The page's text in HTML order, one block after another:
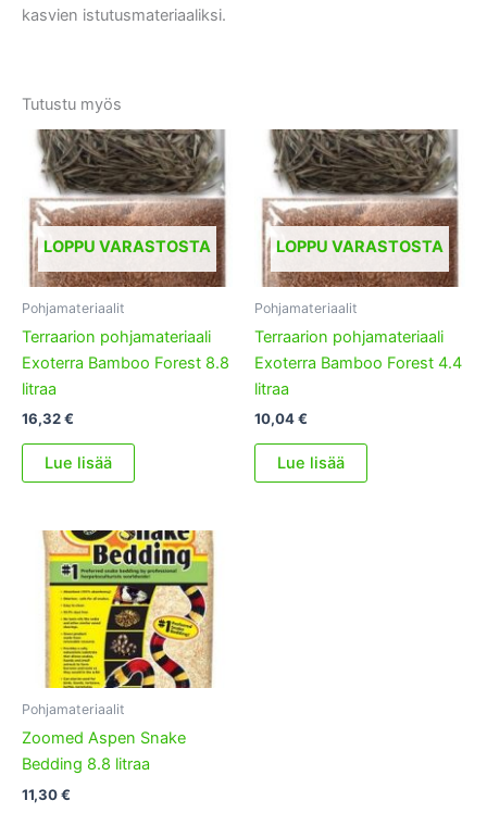
kasvien istutusmateriaaliksi.
Tutustu myös
LOPPU VARASTOSTA
Pohjamateriaalit
Terraarion pohjamateriaali
Exoterra Bamboo Forest 8.8
litraa
16,32€
Lue lisää
LOPPU VARASTOSTA
Pohjamateriaalit
Terraarion pohjamateriaali
Exoterra Bamboo Forest 4.4
litraa
10,04€
Lue lisää
Pohjamateriaalit
Zoomed Aspen Snake
Bedding 8.8 litraa
11,30€